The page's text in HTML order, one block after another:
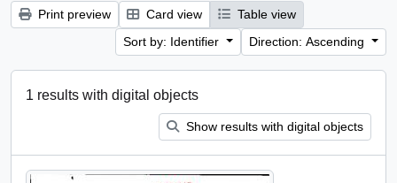
Print preview Card view
Table view
Sort by: Identifier
Direction: Ascending
1 results with digital objects
Show results with digital objects